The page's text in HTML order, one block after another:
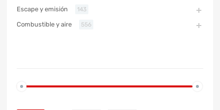
Escape y emisión 143
Combustible y aire 556